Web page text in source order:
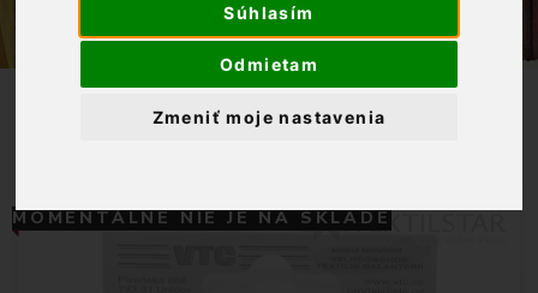
Súhlasím
Odmietam
Zmeniť moje nastavenia
MOMENTÁLNE NIE JE NA SKLADE